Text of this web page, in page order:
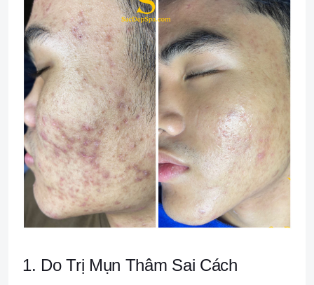
1. Do Trị Mụn Thâm Sai Cách